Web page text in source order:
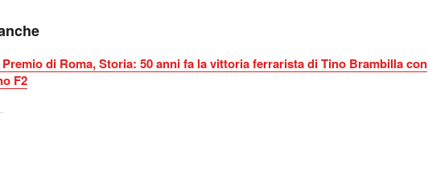
di Roma, Storia: 50 anni fa la vittoria ferrarista di Tino Brambilla con
F2